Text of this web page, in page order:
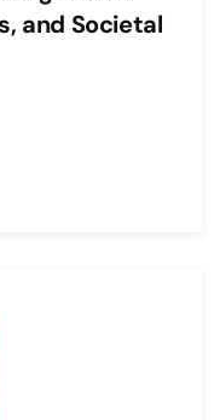
and Societal